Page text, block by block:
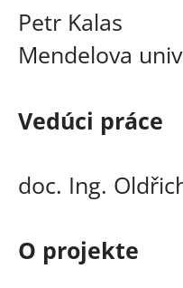
Petr Kalas
Mendelova
Vedúci práce
doc. Ing.
O projekte